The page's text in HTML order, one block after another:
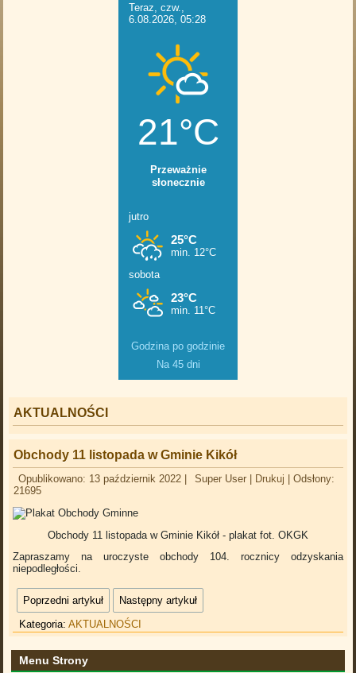
Godzina po godzinie
Na 45 dni
AKTUALNOŚCI
Obchody 11 listopada w Gminie Kikół
Opublikowano: 13 październik 2022 Super User Drukuj |Odsłony:
21695
Obchody 11 listopada w Gminie Kikół - plakat fot. OKGK
Zapraszamy na uroczyste obchody 104. rocznicy odzyskania
niepodległości.
Poprzedni artykuł
Następny artykuł
Kategoria:AKTUALNOŚCI
Menu Strony